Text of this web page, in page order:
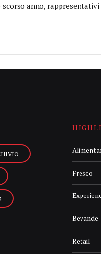
anno, rappresentativi
Fresco
Bevande
Retail